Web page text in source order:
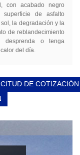
con acabadonegro
superficie de asfalto
sol, la degradación y la
de reblandecimiento
o tenga
calor del día.
DE COTIZACIÓN